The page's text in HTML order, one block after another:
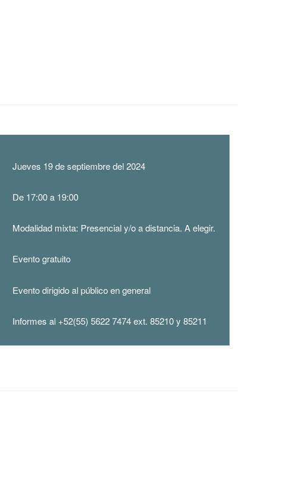
Jueves 19 de septiembre del 2024
De 17:00 a 19:00
Modalidad mixta: Presencial y/o a distancia. A elegir.
Evento gratuito
Evento dirigido al público en general
Informes al +52(55) 5622 7474 ext. 85210 y 85211